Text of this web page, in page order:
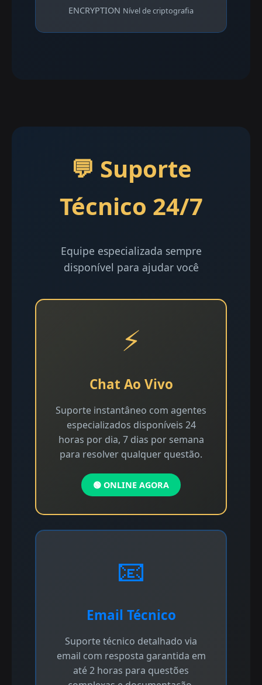
ENCRYPTION Nível de criptografia
💬 Suporte
Técnico 24/7
Equipe especializada sempre
disponível para ajudar você
⚡
Chat Ao Vivo
Suporte instantâneo com agentes
especializados disponíveis 24
horas por dia, 7 dias por semana
para resolver qualquer questão.
🟢 ONLINE AGORA
📧
Email Técnico
Suporte técnico detalhado via
email com resposta garantida em
até 2 horas para questões